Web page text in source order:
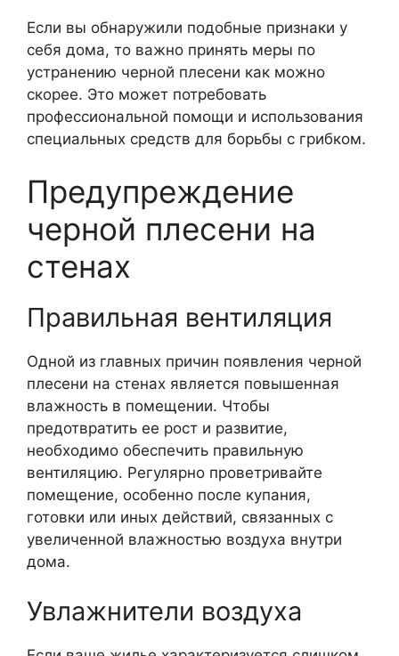
Если вы обнаружили подобные признаки у
себя дома, то важно принять меры по
устранению черной плесени как можно
скорее. Это может потребовать
профессиональной помощи и использования
специальных средств для борьбы с грибком.
Предупреждение
черной плесени на
стенах
Правильная вентиляция
Одной из главных причин появления черной
плесени на стенах является повышенная
влажность в помещении. Чтобы
предотвратить ее рост и развитие,
необходимо обеспечить правильную
вентиляцию. Регулярно проветривайте
помещение, особенно после купания,
готовки или иных действий, связанных с
увеличенной влажностью воздуха внутри
дома.
Увлажнители воздуха